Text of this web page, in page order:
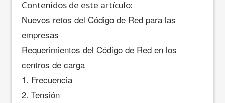
Contenidos de este artículo:
Nuevos retos del Código de Red para las
empresas
Requerimientos del Código de Red en los
centros de carga
1. Frecuencia
2. Tensión